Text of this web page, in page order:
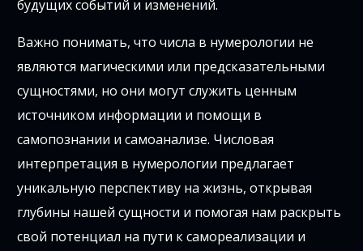
будущих событий и изменений.
Важно понимать, что числа в нумерологии не
являются магическими или предсказательными
сущностями, но они могут служить ценным
источником информации и помощи в
самопознании и самоанализе. Числовая
интерпретация в нумерологии предлагает
уникальную перспективу на жизнь, открывая
глубины нашей сущности и помогая нам раскрыть
свой потенциал на пути к самореализации и